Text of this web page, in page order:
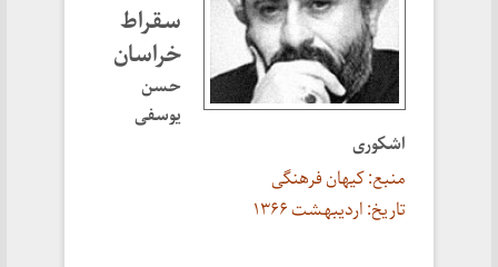
سقراط
خراسان
حسن
یوسفی
اشکوری
منبع: کیهان فرهنگی
تاریخ: اردیبهشت ۱۳۶۶